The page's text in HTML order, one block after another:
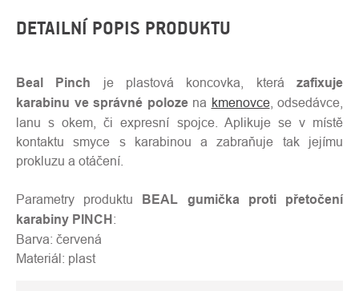
DETAILNÍ POPIS PRODUKTU
Beal Pinch je plastová koncovka, kterázafixuje
karabinu ve správné polozena kmenovce, odsedávce,
lanu s okem, či expresní spojce. Aplikuje se v místě
kontaktu smyce s karabinou a zabraňuje tak jejímu
prokluzu a otáčení.
Parametry produktu BEAL gumička proti přetočení
karabiny PINCH:
Barva: červená
Materiál: plast